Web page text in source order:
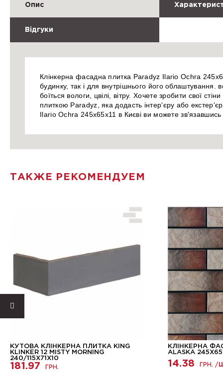
Опис
Відгуки
Клінкерна фасадна плитка Paradyz Ilario Ochra
будинку, так і для внутрішнього його
боїться вологи, цвілі, вітру. Хочете зробити свої
плиткою Paradyz, яка додасть інтер'єру або
Ilario Ochra 245х65х11 в Києві ви можете
ТАКЖЕ РЕКОМЕНДУЕМ
КУТОВА КЛІНКЕРНА ПЛИТКА KING
KLINKER 12 MISTY MORNING
240/115Х71Х10
181.97 ГРН.
КЛІНКЕРНА
ALASKA
14.38 ГРН. /